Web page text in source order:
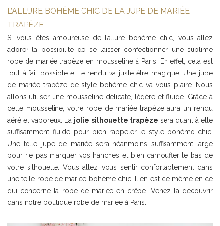
L’ALLURE BOHÈME CHIC DE LA JUPE DE MARIÉE
TRAPÈZE
Si vous êtes amoureuse de l’allure bohème chic, vous allez
adorer la possibilité de se laisser confectionner une sublime
robe de mariée trapèze en mousseline à Paris. En effet, cela est
tout à fait possible et le rendu va juste être magique. Une jupe
de mariée trapèze de style bohème chic va vous plaire. Nous
allons utiliser une mousseline délicate, légère et fluide. Grâce à
cette mousseline, votre robe de mariée trapèze aura un rendu
aéré et vaporeux. La jolie silhouette trapèze sera quant à elle
suffisamment fluide pour bien rappeler le style bohème chic.
Une telle jupe de mariée sera néanmoins suffisamment large
pour ne pas marquer vos hanches et bien camoufler le bas de
votre silhouette. Vous allez vous sentir confortablement dans
une telle robe de mariée bohème chic. Il en est de même en ce
qui concerne la robe de mariée en crêpe. Venez la découvrir
dans notre boutique robe de mariée à Paris.